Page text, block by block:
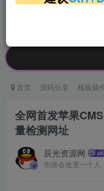
首页 源码分享 模板插
全网首发苹果
量检测网址
辰光资源网